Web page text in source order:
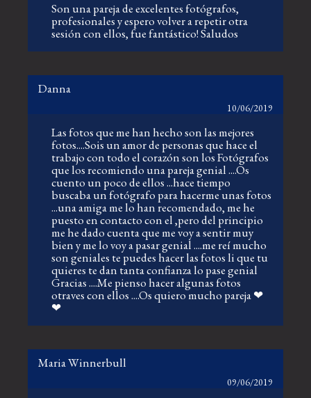
Son una pareja de excelentes fotógrafos,
profesionales y espero volver a repetir otra
sesión con ellos, fue fantástico! Saludos
Danna
10/06/2019
Las fotos que me han hecho son las mejores
fotos....Sois un amor de personas que hace el
trabajo con todo el corazón son los Fotógrafos
que los recomiendo una pareja genial ....Os
cuento un poco de ellos ...hace tiempo
buscaba un fotógrafo para hacerme unas fotos
...una amiga me lo han recomendado, me he
puesto en contacto con el ,pero del principio
me he dado cuenta que me voy a sentir muy
bien y me lo voy a pasar genial ....me reí mucho
son geniales te puedes hacer las fotos li que tu
quieres te dan tanta confianza lo pase genial
Gracias ....Me pienso hacer algunas fotos
otraves con ellos ....Os quiero mucho pareja ❤
❤
Maria Winnerbull
09/06/2019